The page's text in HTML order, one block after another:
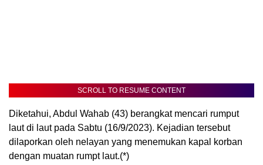
SCROLL TO RESUME CONTENT
Diketahui, Abdul Wahab (43) berangkat mencari rumput
laut di laut pada Sabtu (16/9/2023). Kejadian tersebut
dilaporkan oleh nelayan yang menemukan kapal korban
dengan muatan rumpt laut.(*)